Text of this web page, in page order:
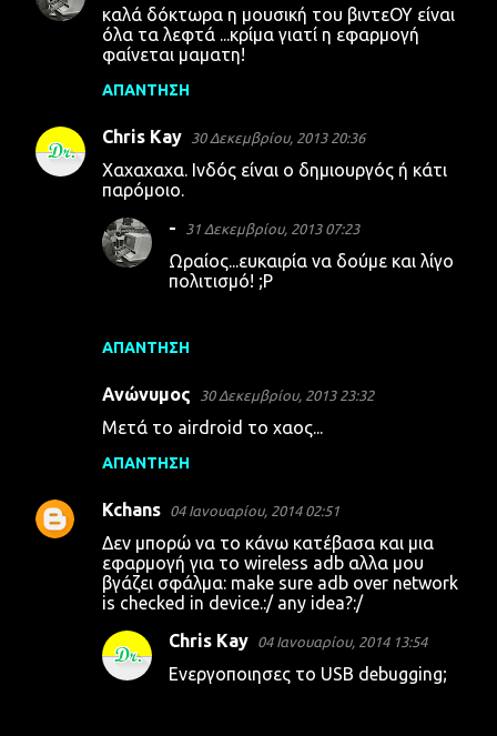
α
καλά δόκτωρα η μουσική του βιντεΟΥ είναι
όλα τα λεφτά ...κρίμα γιατί η εφαρμογή
φαίνεται μαματη!
ΑΠΆΝΤΗΣΗ
Chris Kay 30 Δεκεμβρίου, 2013 20:36
Χαχαχαχα. Ινδός είναι ο δημιουργός ή κάτι
παρόμοιο.
ΑΠΆΝΤΗΣΗ
- 31 Δεκεμβρίου, 2013 07:23
Ωραίος...ευκαιρία να δούμε και λίγο
πολιτισμό! ;P
Ανώνυμος 30 Δεκεμβρίου, 2013 23:32
Μετά το airdroid το χαος...
ΑΠΆΝΤΗΣΗ
Kchans 04 Ιανουαρίου, 2014 02:51
Δεν μπορώ να το κάνω κατέβασα και μια
εφαρμογή για το wireless adb αλλα μου
βγάζει σφάλμα: make sure adb over network
is checked in device.:/ any idea?:/
Chris Kay 04 Ιανουαρίου, 2014 13:54
Ενεργοποιησες το USB debugging;